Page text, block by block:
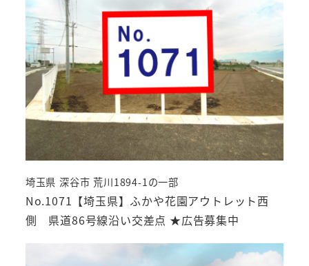
No.1071【埼玉県】ふかや花園アウトレット西
側 県道86号線沿い交差点 ★広告募集中
埼玉県 深谷市 荒川1894-1の一部